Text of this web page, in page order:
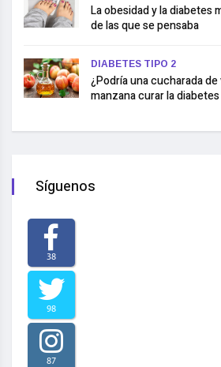
La obesidad y la diabetes
de las que se pensaba
DIABETES TIPO 2
¿Podría una cucharada
manzana curar la
Síguenos
38
98
87